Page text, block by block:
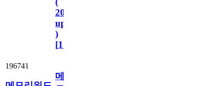
2023.11.1
update
)
[110
196741
메